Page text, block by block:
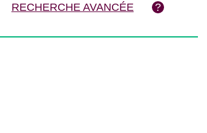
RECHERCHE AVANCÉE